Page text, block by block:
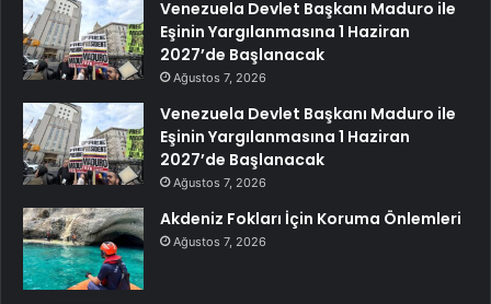
Venezuela Devlet Başkanı Maduro ile
Eşinin Yargılanmasına 1 Haziran
2027’de Başlanacak
Ağustos 7, 2026
Venezuela Devlet Başkanı Maduro ile
Eşinin Yargılanmasına 1 Haziran
2027’de Başlanacak
Ağustos 7, 2026
Akdeniz Fokları İçin Koruma Önlemleri
Ağustos 7, 2026